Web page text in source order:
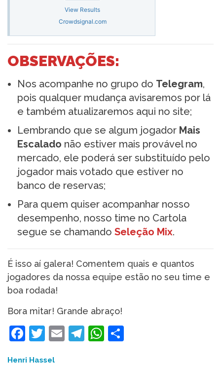
View Results
Crowdsignal.com
OBSERVAÇÕES:
Nos acompanhe no grupo do Telegram,
pois qualquer mudança avisaremos por lá
e também atualizaremos aqui no site;
Lembrando que se algum jogador Mais
Escalado não estiver mais provável no
mercado, ele poderá ser substituído pelo
jogador mais votado que estiver no
banco de reservas;
Para quem quiser acompanhar nosso
desempenho, nosso time no Cartola
segue se chamando Seleção Mix.
É isso aí galera! Comentem quais e quantos
jogadores da nossa equipe estão no seu time e
boa rodada!
Bora mitar! Grande abraço!
Facebook
Twitter
EmailTelegram
WhatsApp
Henri Hassel